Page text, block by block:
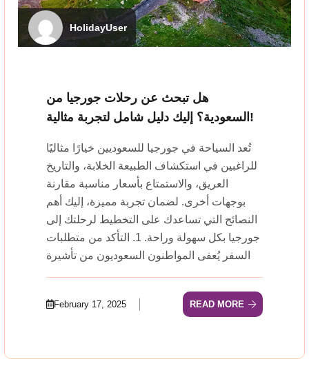
HolidayUser
هل تبحث عن رحلات جورجيا من
السعودية؟ إليك دليل شامل لتجربة مثالية!
تُعد السياحة في جورجيا للسعوديين خيارًا مثاليًا
للراغبين في استكشاف الطبيعة الخلابة، والتاريخ
العريق، والاستمتاع بأسعار مناسبة مقارنة
بوجهات أخرى. لضمان تجربة مميزة، إليك أهم
النصائح التي تساعدك على التخطيط لرحلتك إلى
جورجيا بكل سهولة وراحة. 1. التأكد من متطلبات
السفر يُعفى المواطنون السعوديون من تأشيرة
February 17, 2025 READ MORE